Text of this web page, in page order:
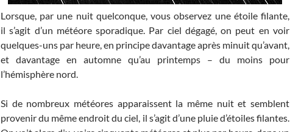
Lorsque, par une nuit quelconque, vous observez une étoile filante,
il s’agit d’un météore sporadique. Par ciel dégagé, on peut en voir
quelques-uns par heure, en principe davantage après minuit qu’avant,
et davantage en automne qu’au printemps – du moins pour
l’hémisphère nord.
Si de nombreux météores apparaissent la même nuit et semblent
provenir du même endroit du ciel, il s’agit d’une pluie d’étoiles filantes.